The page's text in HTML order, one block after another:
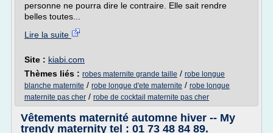
personne ne pourra dire le contraire. Elle sait rendre
belles toutes...
Lire la suite
Site : kiabi.com
Thèmes liés : robes maternite grande taille / robe longue
blanche maternite / robe longue d'ete maternite / robe longue
maternite pas cher / robe de cocktail maternite pas cher
Vêtements maternité automne hiver -- My
trendy maternity tel : 01 73 48 84 89.